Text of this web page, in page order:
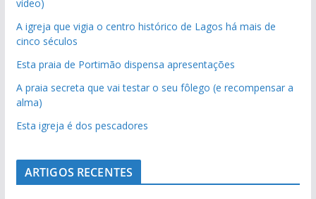
vídeo)
A igreja que vigia o centro histórico de Lagos há mais de
cinco séculos
Esta praia de Portimão dispensa apresentações
A praia secreta que vai testar o seu fôlego (e recompensar a
alma)
Esta igreja é dos pescadores
ARTIGOS RECENTES